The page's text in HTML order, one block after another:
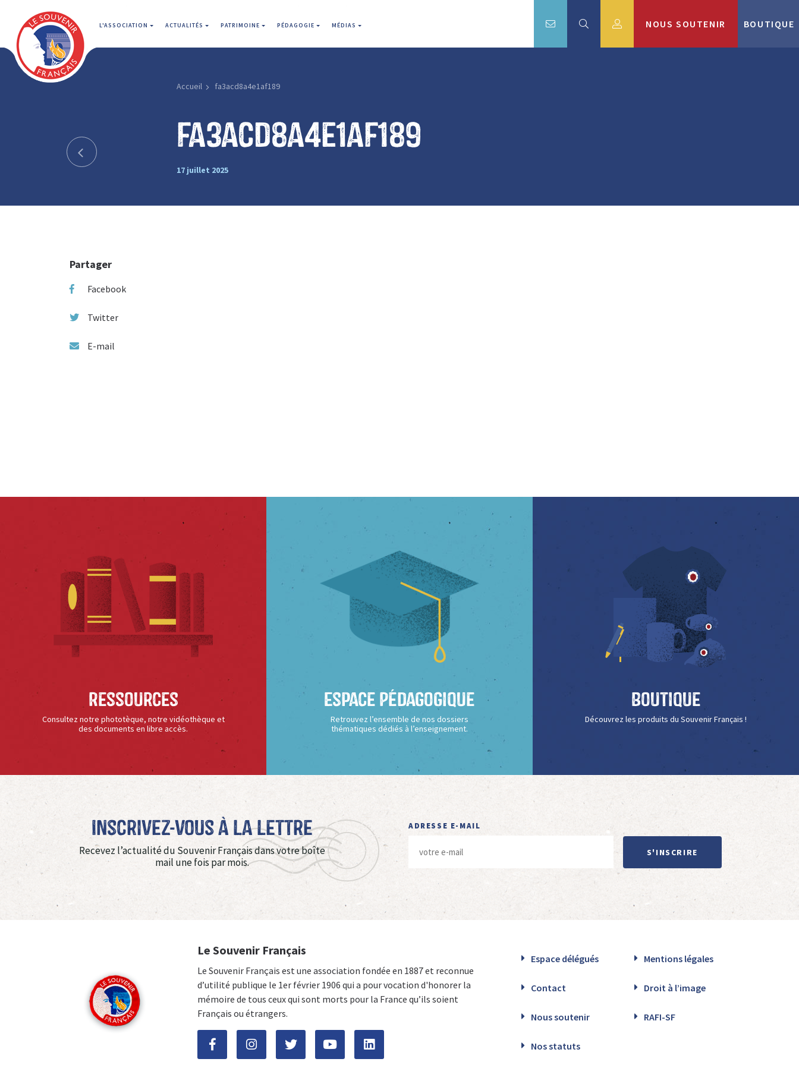
L'ASSOCIATION ACTUALITÉS PATRIMOINE PÉDAGOGIE MÉDIAS NOUS SOUTENIR BOUTIQUE
Accueil fa3acd8a4e1af189
fa3acd8a4e1af189
17 juillet 2025
Partager
Facebook
Twitter
E-mail
Ressources
Consultez notre phototèque, notre vidéothèque et
des documents en libre accès.
Espace Pédagogique
Retrouvez l’ensemble de nos dossiers
thématiques dédiés à l’enseignement.
Boutique
Découvrez les produits du Souvenir Français !
Inscrivez-vous à La Lettre
Recevez l’actualité du Souvenir Français dans votre boîte
mail une fois par mois.
ADRESSE E-MAIL
S'INSCRIRE
Le Souvenir Français
Le Souvenir Français est une association fondée en 1887 et reconnue
d’utilité publique le 1er février 1906 qui a pour vocation d'honorer la
mémoire de tous ceux qui sont morts pour la France qu’ils soient
Français ou étrangers.
Espace délégués Mentions légales
Contact Droit à l’image
Nous soutenir RAFI-SF
Nos statuts